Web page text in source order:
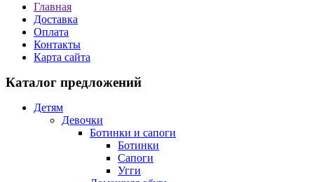
Главная
Доставка
Оплата
Контакты
Карта сайта
Каталог предложений
Детям
Девочки
Ботинки и сапоги
Ботинки
Сапоги
Угги